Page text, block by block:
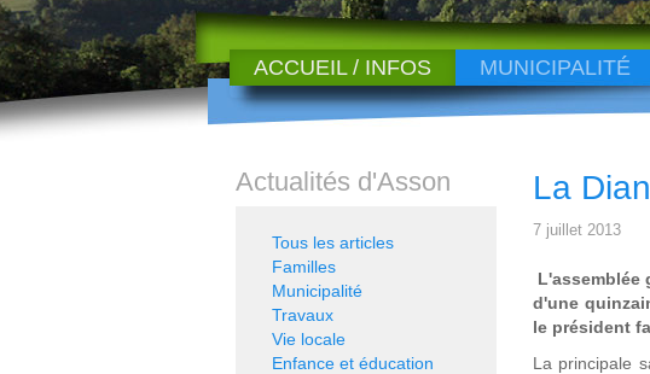
ACCUEIL / INFOS MUNICIPALITÉ
La
7 juillet 2013
L'assemblée
d'une
le président
La principale
Actualités d'Asson
Tous les articles
Familles
Municipalité
Travaux
Vie locale
Enfance et éducation